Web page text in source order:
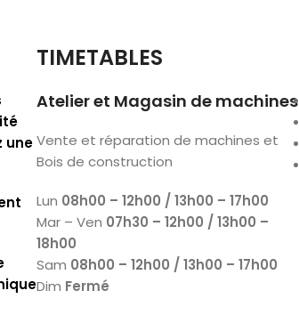
une
TIMETABLES
Atelier et Magasin de machines
Vente et réparation de machines et
Bois de construction
Lun 08h00 – 12h00 / 13h00 – 17h00
Mar – Ven 07h30 – 12h00 / 13h00 –
18h00
Sam 08h00 – 12h00 / 13h00 – 17h00
Dim Fermé